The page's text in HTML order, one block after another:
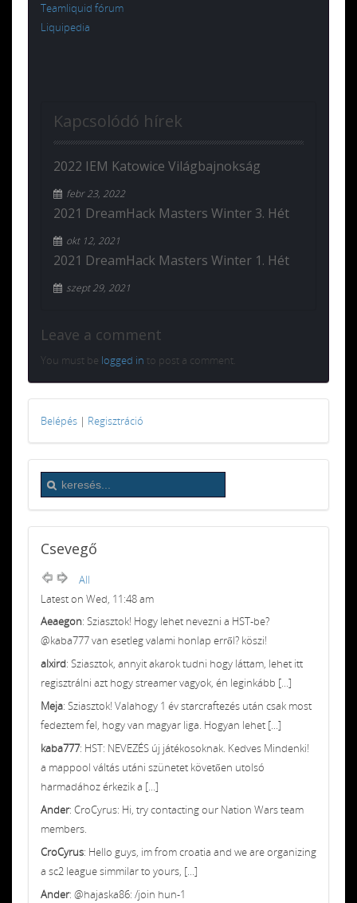
Teamliquid fórum
Liquipedia
Kapcsolódó hírek
2022 IEM Katowice Világbajnokság
febr 23, 2022
2021 DreamHack Masters Winter 3. Hét
okt 12, 2021
2021 DreamHack Masters Winter 1. Hét
szept 29, 2021
Leave a comment
You must be logged in to post a comment.
Belépés | Regisztráció
Csevegő
All
Latest on Wed, 11:48 am
Aeaegon: Sziasztok! Hogy lehet nevezni a HST-be?
@kaba777 van esetleg valami honlap erről? köszi!
alxird: Sziasztok, annyit akarok tudni hogy láttam, lehet itt
regisztrálni azt hogy streamer vagyok, én leginkább [...]
Meja: Sziasztok! Valahogy 1 év starcraftezés után csak most
fedeztem fel, hogy van magyar liga. Hogyan lehet [...]
kaba777: HST: NEVEZÉS új játékosoknak. Kedves Mindenki!
a mappool váltás utáni szünetet követően utolsó
harmadához érkezik a [...]
Ander: CroCyrus: Hi, try contacting our Nation Wars team
members.
CroCyrus: Hello guys, im from croatia and we are organizing
a sc2 league simmilar to yours, [...]
Ander: @hajaska86: /join hun-1